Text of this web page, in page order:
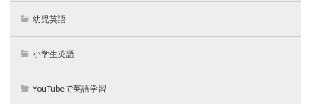
幼児英語
小学生英語
YouTubeで英語学習